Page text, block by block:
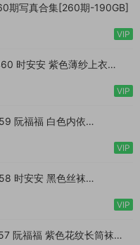
期写真合集[260期-190GB]
VIP
时安安 紫色薄纱上衣
VIP
阮福福 白色内依
VIP
时安安 黑色丝袜
VIP
阮福福 紫色花纹长筒袜